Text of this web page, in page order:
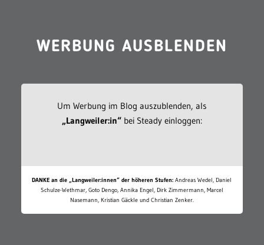
WERBUNG AUSBLENDEN
Um Werbung im Blog auszublenden, als
„Langweiler:in“bei Steady einloggen:
DANKE an die „Langweiler:innen“ der höheren Stufen: Andreas Wedel, Daniel
Schulze-Wethmar, Goto Dengo, Annika Engel, Dirk Zimmermann, Marcel
Nasemann, Kristian Gäckle und Christian Zenker.